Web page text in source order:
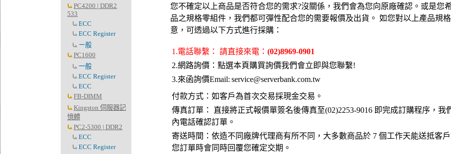
PC4200 | DDR2
533
ECC
ECC Register
ㄧ般
PC1600
一般
ECC Register
ECC
FB-DIMM
Kingston 伺服器記
憶體
PC2-5300 | DDR2
ECC
ECC Register
您不確定以上商品是否符合您的需求?沒關係，我們會為您向原廠確認。或是您
品之規格零組件，我們都可彈性配合您的需要報價及出貨。 如您對以上產品規
意，可透過以下方式進行採購：
1.電話聯繫： 請直接來電： (02)8969-0901
2.網路詢價：點選本頁購買詢價我們會立即與您聯繫!
3.來函詢價Email: service@serverbank.com.tw
付款方式：如客戶為首次交易採現金交易。
傳真訂單： 直接將正式報價單簽名後傳真至(02)2253-9016 即完成訂購程序，我
內電話確認訂單。
寄送時間：依造不同廠牌代理商有所不同，大多數商品於 7 個工作天能送抵客
您訂單時會同時回覆您確定交期。